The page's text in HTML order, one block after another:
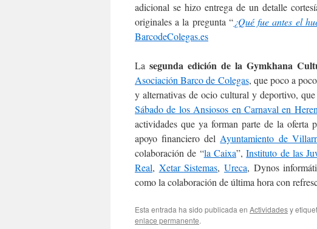
adicional se hizo entrega de un detalle
originales a la pregunta “¿Qué fue antes el
BarcodeColegas.es
Lasegunda edición de la Gymkhana
Asociación Barco de Colegas, que poco a
y alternativas de ocio cultural y deportivo,
Sábado de los Ansiosos en Carnaval en
actividades que ya forman parte de la oferta
apoyo financiero del Ayuntamiento de
colaboración de “la Caixa”,Instituto de las
Real, Xetar Sistemas,Ureca, Dynos
como la colaboración de última hora con
Esta entrada ha sido publicada en Actividadesy
enlace permanente.